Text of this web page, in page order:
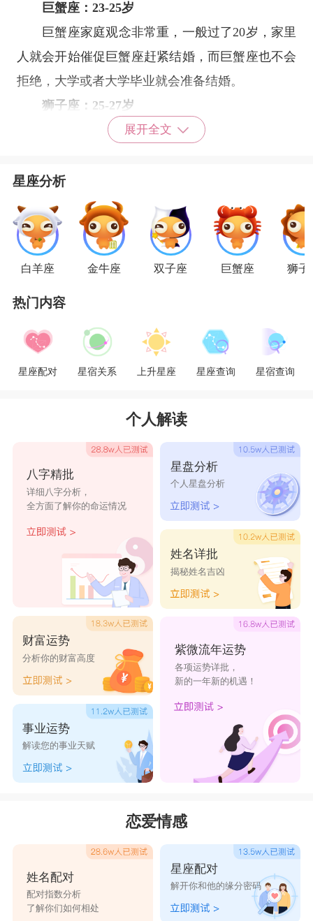
巨蟹座：23-25岁
巨蟹座家庭观念非常重，一般过了20岁，家里
人就会开始催促巨蟹座赶紧结婚，而巨蟹座也不会
拒绝，大学或者大学毕业就会准备结婚。
狮子座：25-27岁
事业心比较强，一定会等到事业有成之
的人，一拍即合，不过也要等到25-27岁左右。
处女座
：23-24岁
处女座对伴侣非常挑剔，但处女座本身的气质
很吸引异性的青睐，在23-24岁前后会出现很多追
求者，这时候就该挑一个合适的伴侣，不能越拖越
晚。
：29岁
来，此时结婚是最好的选择。
：35岁前后
天蝎怎么看都不是会早婚的人，对待感情很谨
慎的天蝎座并不会在意要几岁之前成家立业，随性
随缘，到35岁双方足够成熟，准备好了就可以结
射手座：24岁前后
虽然射手座一直被认为是花心的代表，但是射
手座如果遇到命中注定的另一半也会选择安定下
来。24岁左右的射手座，结婚运势比较好。
：25岁前后
摩羯座
的性格比较沉稳，偏向于安定的生活，
25岁左右会遇到合适的结婚对象。若25岁没有结
婚，则会等到30岁以后。
水瓶对早婚抱有敬而远之的态度，在年轻的时
候更喜欢一个人的生活。水瓶在27岁会遇到一个心
动的对象，要把握住。
双鱼座：23岁前后
展开全文
星座分析
白羊座 金牛座 双子座 巨蟹座 狮子
热门内容
星座配对 星宿关系 上升星座 星座查询 星宿查询
个人解读
八字精批
详细八字分析，
全方面了解你的命运情况
财富运势
分析你的财富高度
事业运势
解读您的事业天赋
星盘分析
个人星盘分析
姓名详批
揭秘姓名吉凶
紫微流年运势
各项运势详批，
新的一年新的机遇！
恋爱情感
姓名配对
配对指数分析
了解你们如何相处
星座配对
解开你和他的缘分密码